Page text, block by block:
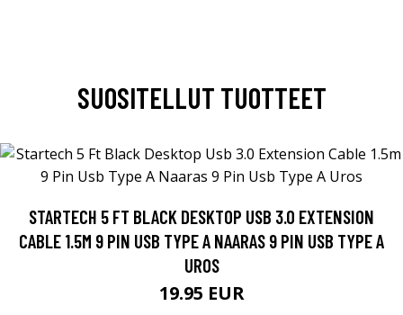
SUOSITELLUT TUOTTEET
STARTECH 5 FT BLACK DESKTOP USB 3.0 EXTENSION
CABLE 1.5M 9 PIN USB TYPE A NAARAS 9 PIN USB TYPE A
UROS
19.95 EUR